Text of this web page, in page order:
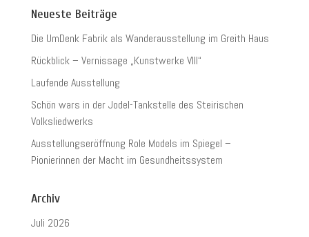
Neueste Beiträge
Die UmDenk Fabrik als Wanderausstellung im Greith Haus
Rückblick – Vernissage „Kunstwerke VIII“
Laufende Ausstellung
Schön wars in der Jodel-Tankstelle des Steirischen
Volksliedwerks
Ausstellungseröffnung Role Models im Spiegel –
Pionierinnen der Macht im Gesundheitssystem
Archiv
Juli 2026